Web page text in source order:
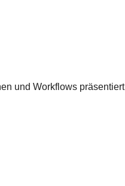
und Workflows präsentiert